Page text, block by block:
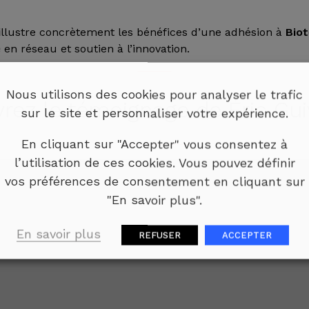
concrètement les bénéfices d’une adhésion à
réseau et soutien à l’innovation.
le témoignage de Éric
Nous utilisons des cookies pour analyser le trafic
sur le site et personnaliser votre expérience.
En cliquant sur "Accepter" vous consentez à
l’utilisation de ces cookies. Vous pouvez définir
vos préférences de consentement en cliquant sur
"En savoir plus".
En savoir plus REFUSER ACCEPTER